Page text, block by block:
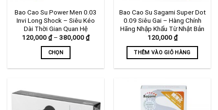
Bao Cao Su Power Men 0.03
Invi Long Shock – Siêu Kéo
Dài Thời Gian Quan Hệ
120,000₫ – 380,000₫Khoảng
giá:
380,000 ₫
CHỌN
có
nhiều
Bao Cao Su Sagami Super Dot
0.09 Siêu Gai – Hàng Chính
Hãng Nhập Khẩu Từ Nhật Bản
120,000₫
THÊM VÀO GIỎ HÀNG